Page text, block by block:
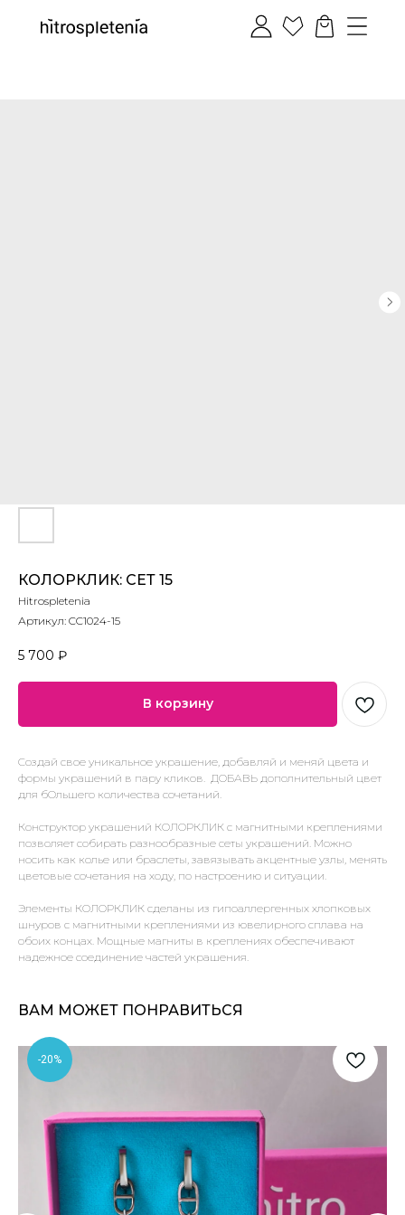
КОЛОРКЛИК: СЕТ 15
Hitrospletenia
Артикул: CC1024-15
5 700 ₽
В корзину
Создай свое уникальное украшение, добавляй и меняй цвета и
формы украшений в пару кликов. ДОБАВЬ дополнительный цвет
для бОльшего количества сочетаний.
Конструктор украшений КОЛОРКЛИК с магнитными креплениями
позволяет собирать разнообразные сеты украшений. Можно
носить как колье или браслеты, завязывать акцентные узлы, менять
цветовые сочетания на ходу, по настроению и ситуации.
Элементы КОЛОРКЛИК сделаны из гипоаллергенных хлопковых
шнуров с магнитными креплениями из ювелирного сплава на
обоих концах. Мощные магниты в креплениях обеспечивают
надежное соединение частей украшения.
ВАМ МОЖЕТ ПОНРАВИТЬСЯ
-20%